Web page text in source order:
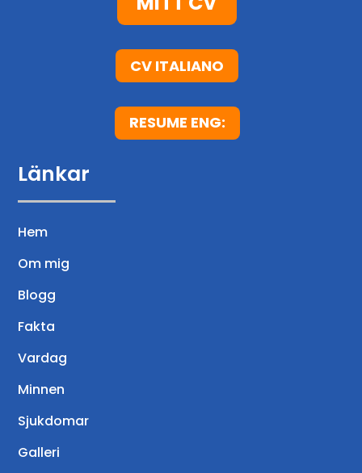
CV ITALIANO
RESUME ENG:
Länkar
Hem
Om mig
Blogg
Fakta
Vardag
Minnen
Sjukdomar
Galleri